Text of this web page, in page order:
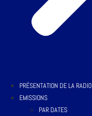
PRÉSENTATION DE LA RADIO
EMISSIONS
PAR DATES